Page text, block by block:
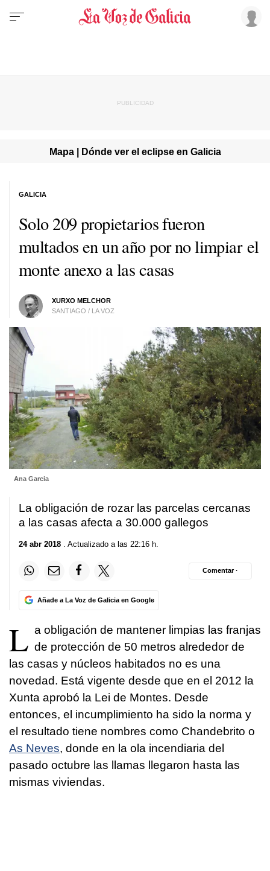
Mapa | Dónde ver el eclipse en Galicia
Solo 209 propietarios fueron
multados en un año por no limpiar el
monte anexo a las casas
XURXO MELCHOR
SANTIAGO / LA VOZ
GALICIA
Ana Garcia
La obligación de rozar las parcelas cercanas
a las casas afecta a 30.000 gallegos
24 abr 2018 . Actualizado a las 22:16 h.
Añade a La Voz de Galicia en Google
Comentar ·
L a obligación de mantener limpias las franjas
de protección de 50 metros alrededor de
las casas y núcleos habitados no es una
novedad. Está vigente desde que en el 2012 la
Xunta aprobó la Lei de Montes. Desde
entonces, el incumplimiento ha sido la norma y
el resultado tiene nombres como Chandebrito o
As Neves, donde en la ola incendiaria del
pasado octubre las llamas llegaron hasta las
mismas viviendas.